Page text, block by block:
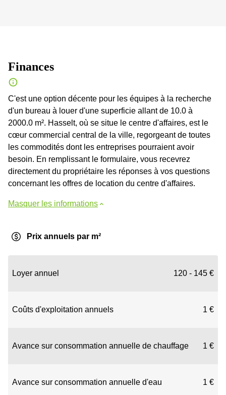
Finances
C'est une option décente pour les équipes à la recherche
d'un bureau à louer d'une superficie allant de 10.0 à
2000.0 m². Hasselt, où se situe le centre d'affaires, est le
cœur commercial central de la ville, regorgeant de toutes
les commodités dont les entreprises pourraient avoir
besoin. En remplissant le formulaire, vous recevrez
directement du propriétaire les réponses à vos questions
concernant les offres de location du centre d'affaires.
Masquer les informations
Prix annuels par m²
Loyer annuel 120 - 145 €
Coûts d'exploitation annuels 1 €
Avance sur consommation annuelle de chauffage 1 €
Avance sur consommation annuelle d'eau 1 €